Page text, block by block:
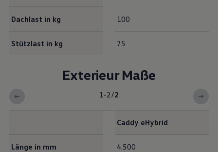
Dachlast in kg 100
Stützlast in kg 75
Exterieur Maße
1-2/2
Caddy eHybrid
Länge in mm 4.500